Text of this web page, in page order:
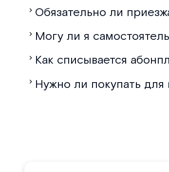
Обязательно ли
Могу ли я
Как списывается
Нужно ли покупать